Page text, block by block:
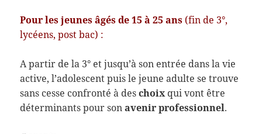
Pour les jeunes âgés de 15 à 25 ans (fin de 3°,
lycéens, post bac) :
A partir de la 3° et jusqu’à son entrée dans la vie
active, l’adolescent puis le jeune adulte se trouve
sans cesse confronté à deschoixqui vont être
déterminants pour sonavenir professionnel.